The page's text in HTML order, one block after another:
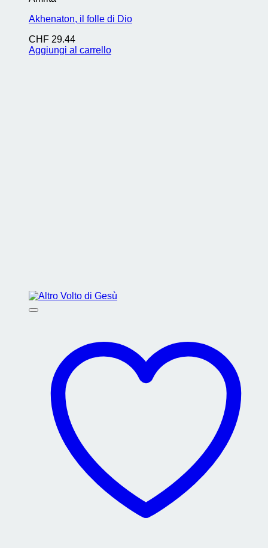
Akhenaton, il folle di Dio
CHF 29.44
Aggiungi al carrello